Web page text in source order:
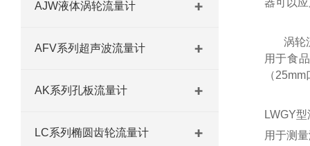
AJW液体涡轮流量计
AFV系列超声波流量计
AK系列孔板流量计
LC系列椭圆齿轮流量计
器可以
涡轮
用于食
（25mm
LWGY型
用于测